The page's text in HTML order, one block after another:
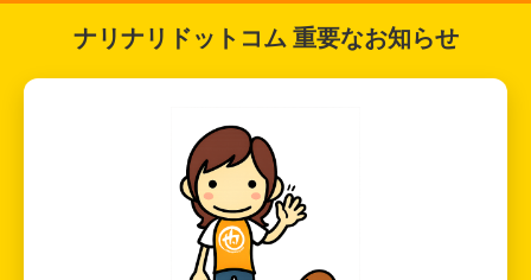
ナリナリドットコム 重要なお知らせ